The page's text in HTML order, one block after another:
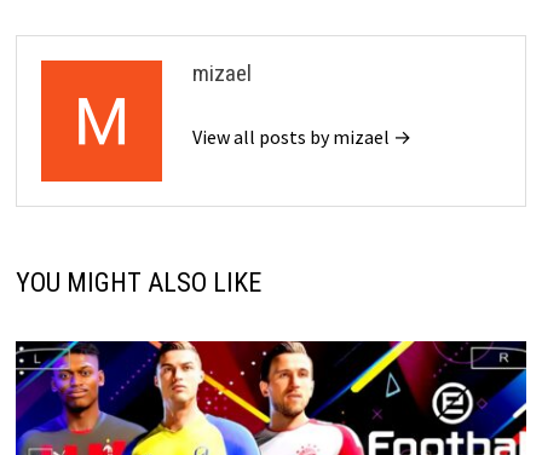
mizael
View all posts by mizael →
YOU MIGHT ALSO LIKE